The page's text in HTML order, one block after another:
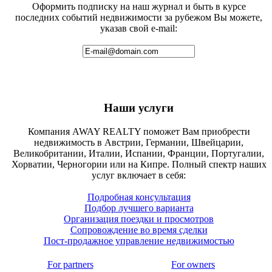
Оформить подписку на наш журнал и быть в курсе
последних событий недвижимости за рубежом Вы можете,
указав свой e-mail:
Наши услуги
Компания AWAY REALTY поможет Вам приобрести
недвижимость в Австрии, Германии, Швейцарии,
Великобритании, Италии, Испании, Франции, Португалии,
Хорватии, Черногории или на Кипре. Полный спектр наших
услуг включает в себя:
Подробная консультация
Подбор лучшего варианта
Организация поездки и просмотров
Сопровождение во время сделки
Пост-продажное управление недвижимостью
For partners For owners